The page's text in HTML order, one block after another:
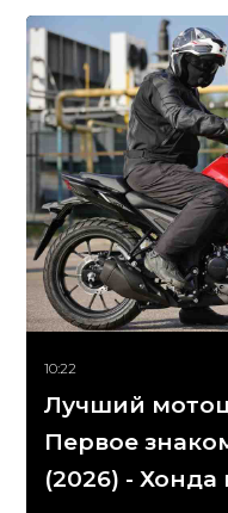
10:22
Лучший
Первое
(2026) - Хонда